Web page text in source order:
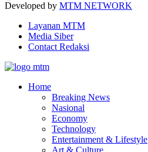
Developed by MTM NETWORK
Layanan MTM
Media Siber
Contact Redaksi
Home
Breaking News
Nasional
Economy
Technology
Entertainment & Lifestyle
Art & Culture